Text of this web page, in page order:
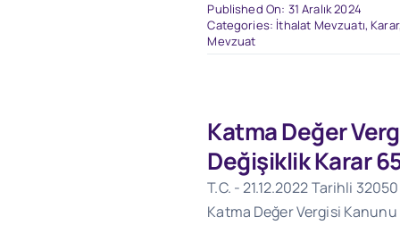
Published On: 31 Aralık 2024
Categories: İthalat Mevzuatı,
Mevzuat
Katma Değer
Değişiklik Karar
T.C. - 21.12.2022 Tarihli
Katma Değer Vergisi